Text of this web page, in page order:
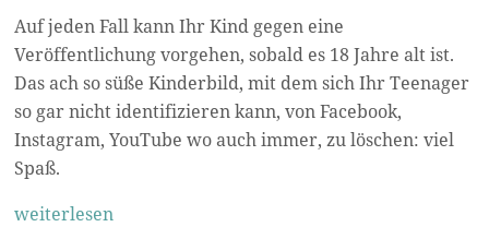
Auf jeden Fall kann Ihr Kind gegen eine
Veröffentlichung vorgehen, sobald es 18 Jahre alt ist.
Das ach so süße Kinderbild, mit dem sich Ihr Teenager
so gar nicht identifizieren kann, von Facebook,
Instagram, YouTube wo auch immer, zu löschen: viel
Spaß.
weiterlesen